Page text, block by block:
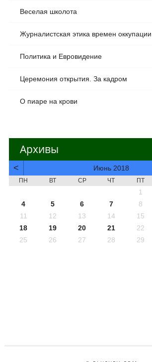
Веселая школота
Журналистская этика времен оккупации
Политика и Евровидение
Церемония открытия. За кадром
О пиаре на крови
Архивы
< Июнь 2018
ПН ВТ СР ЧТ ПТ
1
4
5 6 7 8
11
12 13 14 15
18
19 20 21 22
25
26 27 28 29